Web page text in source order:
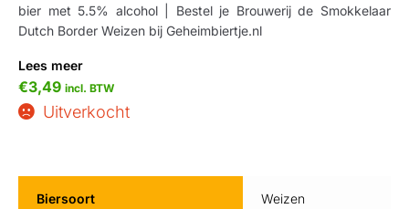
bier met 5.5% alcohol | Bestel je Brouwerij de Smokkelaar
Dutch Border Weizen bij Geheimbiertje.nl
Lees meer
€3,49 incl. BTW
Uitverkocht
Biersoort Weizen